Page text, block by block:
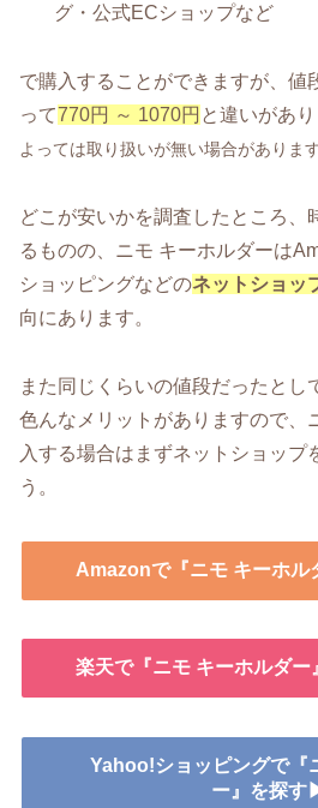
グ・公式ECショップなど
で購入することができますが、値
って770円 ～ 1070円 と違いがあり
よっては取り扱いが無い場合があります
どこが安いかを調査したところ、
るものの、ニモ キーホルダーは
ショッピングなどのネットショッ
向にあります。
また同じくらいの値段だったとし
色んなメリットがありますので、
入する場合はまずネットショップ
う。
Amazonで『ニモ キーホ
楽天で『ニモ キーホルダ
Yahoo!ショッピングで『
ー』を探す